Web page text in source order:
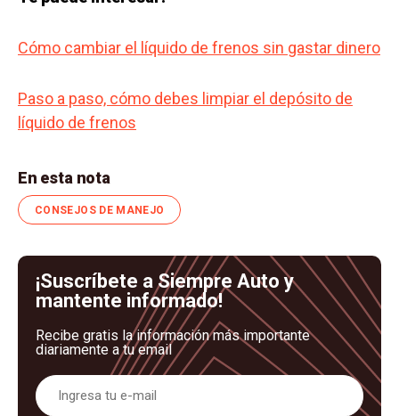
Cómo cambiar el líquido de frenos sin gastar dinero
Paso a paso, cómo debes limpiar el depósito de
líquido de frenos
En esta nota
CONSEJOS DE MANEJO
¡Suscríbete a Siempre Auto y
mantente informado!
Recibe gratis la información más importante
diariamente a tu email